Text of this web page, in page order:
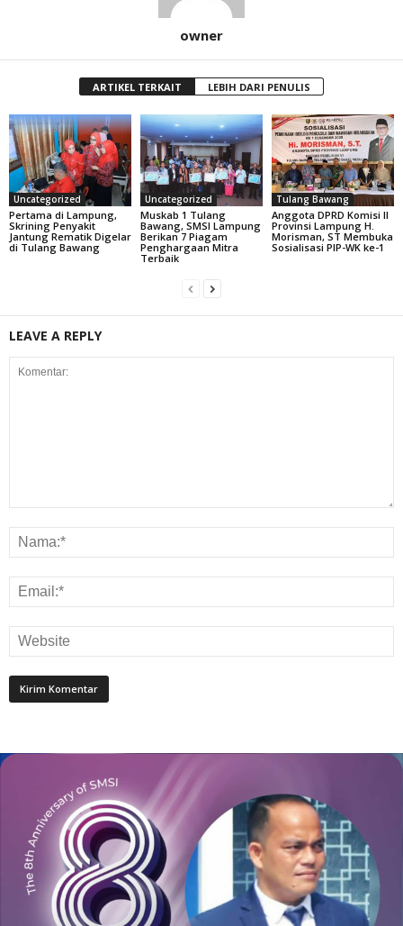
owner
ARTIKEL TERKAIT LEBIH DARI PENULIS
Uncategorized
Pertama di Lampung,
Skrining Penyakit
Jantung Rematik Digelar
di Tulang Bawang
Uncategorized
Muskab 1 Tulang
Bawang, SMSI Lampung
Berikan 7 Piagam
Penghargaan Mitra
Terbaik
Tulang Bawang
Anggota DPRD Komisi II
Provinsi Lampung H.
Morisman, ST Membuka
Sosialisasi PIP-WK ke-1
LEAVE A REPLY